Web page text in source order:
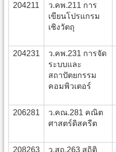
204211
ว.คพ.211 การ
เขียนโปรแกรม
เชิงวัตถุ
204231
ว.คพ.231 การจัด
ระบบและ
สถาปัตยกรรม
คอมพิวเตอร์
206281
ว.คณ.281 คณิต
ศาสตร์ดิสครีต
208263
ว.สถ.263 สถิติ